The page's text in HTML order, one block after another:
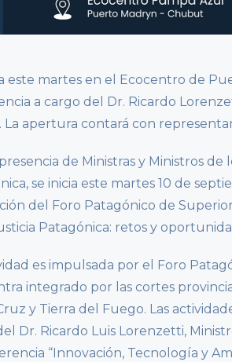
este martes en el Ecocentro de
a cargo del Dr. Ricardo
La apertura contará con
de Ministras y Ministros
se inicia este martes 10 de
del Foro Patagónico de
Patagónica: retos y
es impulsada por el Foro
integrado por las cortes
y Tierra del Fuego. Las
Dr. Ricardo Luis Lorenzetti,
“Innovación, Tecnología y